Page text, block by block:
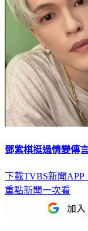
鄧紫棋挺過情變傳
下載TVBS新聞
重點新聞一次看